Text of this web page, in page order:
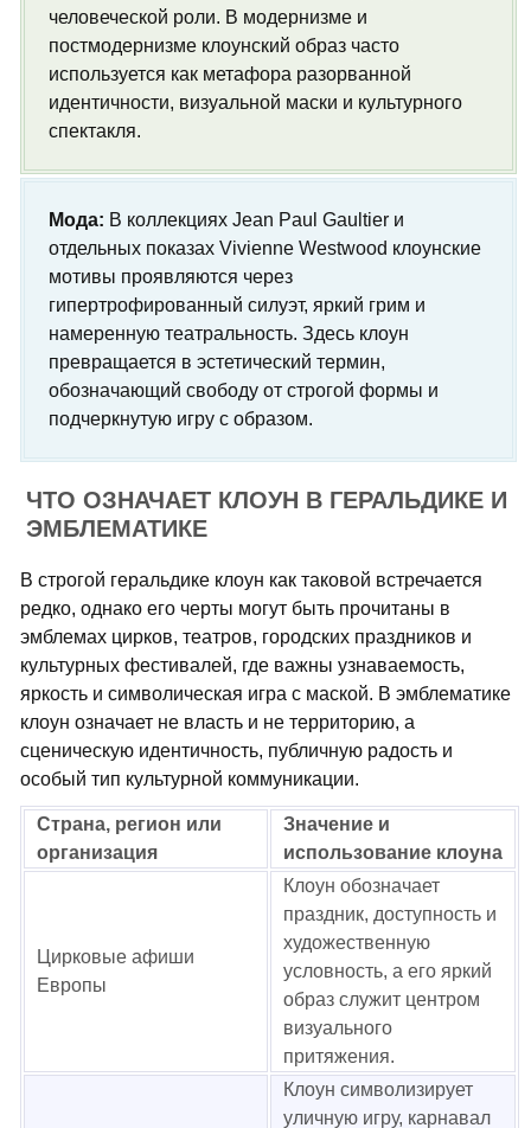
человеческой роли. В модернизме и
постмодернизме клоунский образ часто
используется как метафора разорванной
идентичности, визуальной маски и культурного
спектакля.
Мода: В коллекциях Jean Paul Gaultier и
отдельных показах Vivienne Westwood клоунские
мотивы проявляются через
гипертрофированный силуэт, яркий грим и
намеренную театральность. Здесь клоун
превращается в эстетический термин,
обозначающий свободу от строгой формы и
подчеркнутую игру с образом.
ЧТО ОЗНАЧАЕТ КЛОУН В ГЕРАЛЬДИКЕ И
ЭМБЛЕМАТИКЕ
В строгой геральдике клоун как таковой встречается
редко, однако его черты могут быть прочитаны в
эмблемах цирков, театров, городских праздников и
культурных фестивалей, где важны узнаваемость,
яркость и символическая игра с маской. В эмблематике
клоун означает не власть и не территорию, а
сценическую идентичность, публичную радость и
особый тип культурной коммуникации.
Страна, регион или
организация
Значение и
использование клоуна
Цирковые афиши
Европы
Клоун обозначает
праздник, доступность и
художественную
условность, а его яркий
образ служит центром
визуального
притяжения.
Клоун символизирует
уличную игру, карнавал